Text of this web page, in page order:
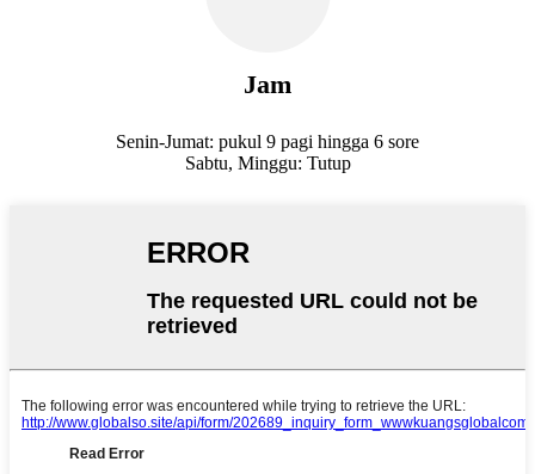
Jam
Senin-Jumat: pukul 9 pagi hingga 6 sore
Sabtu, Minggu: Tutup